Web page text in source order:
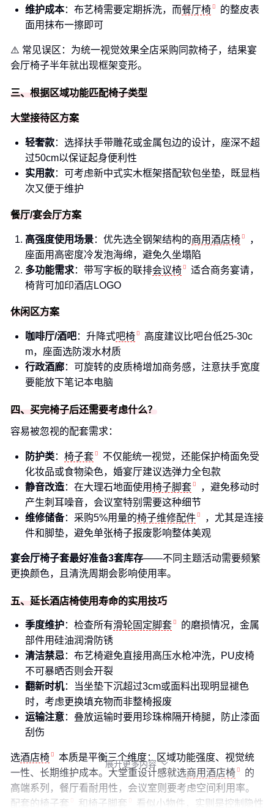
维护成本：布艺椅需要定期拆洗，而餐厅椅
的整皮表
面用抹布一擦即可
⚠️ 常见误区：为统一视觉效果全店采购同款椅子，结果宴
会厅椅子半年就出现框架变形。
三、根据区域功能匹配椅子类型
大堂接待区方案
轻奢款：选择扶手带雕花或金属包边的设计，座深不超
过50cm以保证起身便利性
实用款：可考虑新中式实木框架搭配软包坐垫，既显档
次又便于维护
餐厅/宴会厅方案
高强度使用场景：优先选全钢架结构的商用酒店椅
，
座面用高密度冷发泡海绵，避免久坐塌陷
多功能需求：带写字板的联排会议椅
适合商务宴请，
椅背可加印酒店LOGO
休闲区方案
咖啡厅/酒吧：升降式吧椅
高度建议比吧台低25-30c
m，座面选防泼水材质
行政酒廊：可旋转的皮质椅增加商务感，注意扶手宽度
要能放下笔记本电脑
四、买完椅子后还需要考虑什么？
容易被忽视的配套需求：
防护类： 椅子套
不仅能统一视觉，还能保护椅面免受
化妆品或食物染色，婚宴厅建议选弹力全包款
静音改造：在大理石地面使用椅子脚套
，避免移动时
产生刺耳噪音，会议室特别需要这种细节
维修储备：采购5%用量的椅子维修配件
，尤其是连接
件和脚垫，避免单张椅子报废影响整体美观
宴会厅椅子套最好准备3套库存——不同主题活动需要频繁
更换颜色，且清洗周期会影响使用率。
五、延长酒店椅使用寿命的实用技巧
季度维护：检查所有滑轮固定脚套
的磨损情况，金属
部件用硅油润滑防锈
清洁禁忌：布艺椅避免直接用高压水枪冲洗，PU皮椅
不可暴晒否则会开裂
翻新时机：当坐垫下沉超过3cm或面料出现明显褪色
时，考虑更换填充物而非整椅报废
运输注意：叠放运输时要用珍珠棉隔开椅腿，防止漆面
刮伤
选酒店椅
本质是平衡三个维度：区域功能强度、视觉统
一性、长期维护成本。大堂重设计感就选商用酒店椅
的
高端系列，餐厅看耐用性，会议室则要考虑空间利用率。
配套的椅子套 和椅子脚套 看似小物件，实则是控制隐性
展开更多内容 